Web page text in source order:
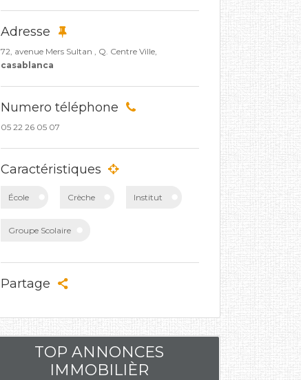
Adresse
72, avenue Mers Sultan , Q. Centre Ville,
casablanca
Numero téléphone
05 22 26 05 07
Caractéristiques
École Crèche Institut
Groupe Scolaire
Partage
TOP ANNONCES
IMMOBILIÈR